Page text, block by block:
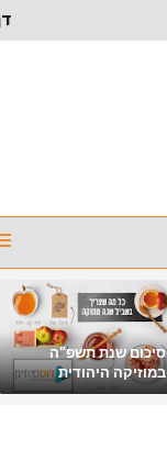
סיכום שנת תשפ"ה
במוזיקה היהודית